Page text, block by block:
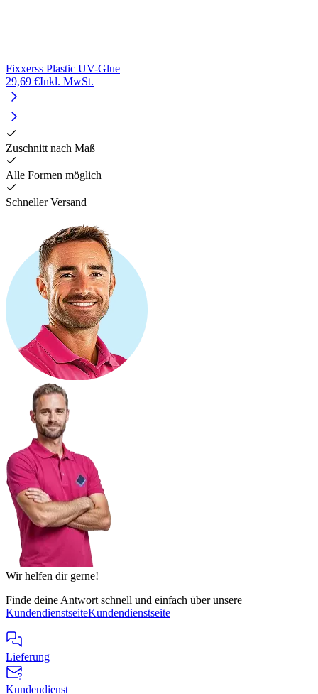
Fixxerss Plastic UV-Glue
29,69 €Inkl. MwSt.
Zuschnitt nach Maß
Alle Formen möglich
Schneller Versand
Wir helfen dir gerne!
Finde deine Antwort schnell und einfach über unsere
KundendienstseiteKundendienstseite
Lieferung
Kundendienst